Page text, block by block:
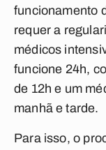
funcionamento
requer a
médicos
funcione 24h,
de 12h e um
manhã e tarde.
Para isso, o